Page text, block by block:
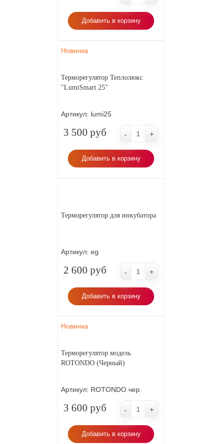
Добавить в корзину
Новинка
Терморегулятор Теплолюкс
"LumiSmart 25"
Артикул: lumi25
3 500 руб - +
Добавить в корзину
Терморегулятор для инкубатора
Артикул: eg
2 600 руб - +
Добавить в корзину
Новинка
Терморегулятор модель
ROTONDO (Черный)
Артикул: ROTONDO чер.
3 600 руб - +
Добавить в корзину